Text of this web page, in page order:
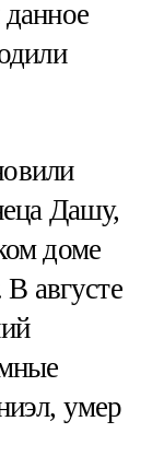
данное
Дашу,
доме
августе
умер